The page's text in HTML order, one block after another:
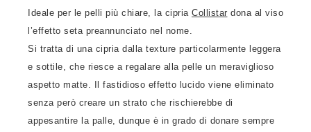
Ideale per le pelli più chiare, la cipria Collistar dona al viso
l’effetto seta preannunciato nel nome.
Si tratta di una cipria dalla texture particolarmente leggera
e sottile, che riesce a regalare alla pelle un meraviglioso
aspetto matte. Il fastidioso effetto lucido viene eliminato
senza però creare un strato che rischierebbe di
appesantire la palle, dunque è in grado di donare sempre